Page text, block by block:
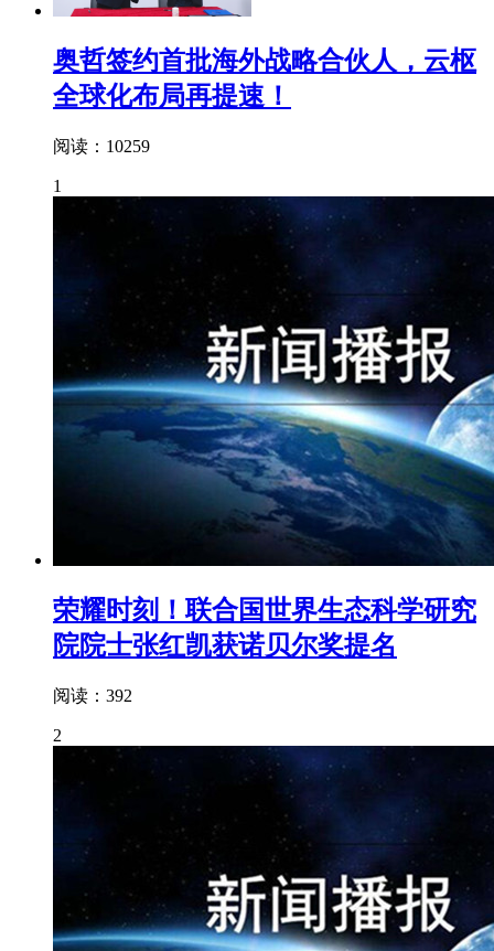
奥哲签约首批海外战略合伙人，云枢
全球化布局再提速！
阅读：10259
1
荣耀时刻！联合国世界生态科学研究
院院士张红凯获诺贝尔奖提名
阅读：392
2